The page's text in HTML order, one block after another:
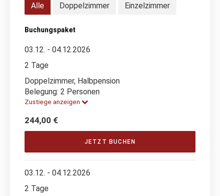
Alle Doppelzimmer Einzelzimmer
Buchungspaket
03.12. - 04.12.2026
2 Tage
Doppelzimmer, Halbpension
Belegung: 2 Personen
Zustiege anzeigen
244,00 €
JETZT BUCHEN
03.12. - 04.12.2026
2 Tage